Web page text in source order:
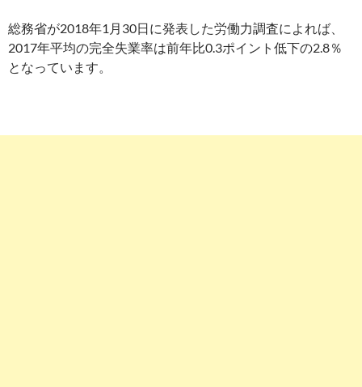
総務省が2018年1月30日に発表した労働力調査によれば、
2017年平均の完全失業率は前年比0.3ポイント低下の2.8％
となっています。